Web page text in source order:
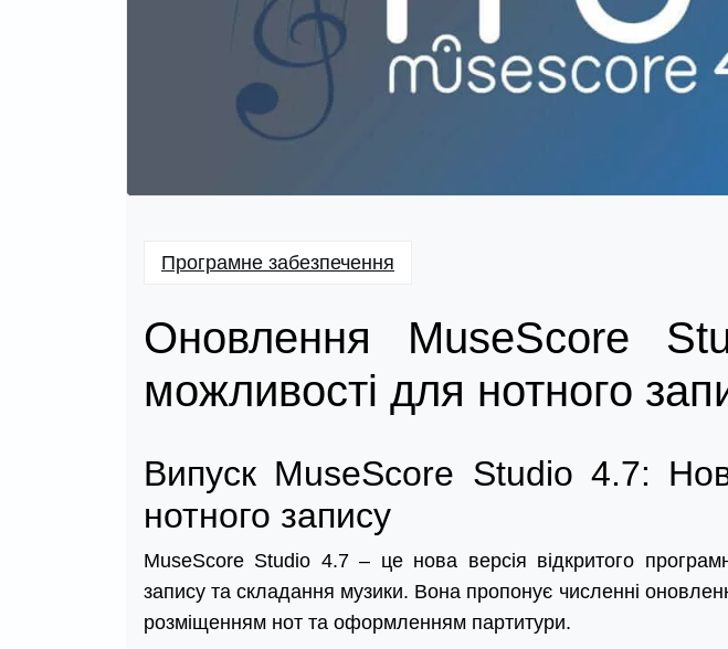
Програмне забезпечення
Оновлення MuseScore
можливості для нотного
Випуск MuseScore Studio 4.7:
нотного запису
MuseScore Studio 4.7 – це нова версія відкритого
запису та складання музики. Вона пропонує численні
розміщенням нот та оформленням партитури.